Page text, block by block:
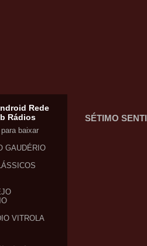
SÉTIMO
Rede
Rádios
baixar
GAUDÉRIO
VITROLA